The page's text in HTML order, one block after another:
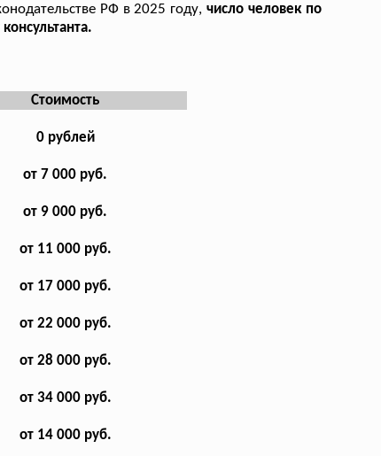
РФ в 2025 году, число человек по
Стоимость
0 рублей
от 7 000 руб.
от 9 000 руб.
от 11 000 руб.
от 17 000 руб.
от 22 000 руб.
от 28 000 руб.
от 34 000 руб.
от 14 000 руб.